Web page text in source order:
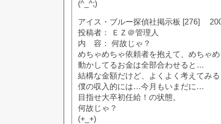
(^_^;)
アイス・ブルー探偵社掲示板 [276]
投稿者： ＥＺ＠管理人
内 容： 何故じゃ？
めちゃめちゃ依頼者を抱えて、めちゃ
動かしてるお金は全部合わせると…
結構な金額だけど、よくよく考えてみ
僕の収入的には…今月もいまだに…
目指せ大卒初任給！の状態。
何故じゃ？
(+_+)